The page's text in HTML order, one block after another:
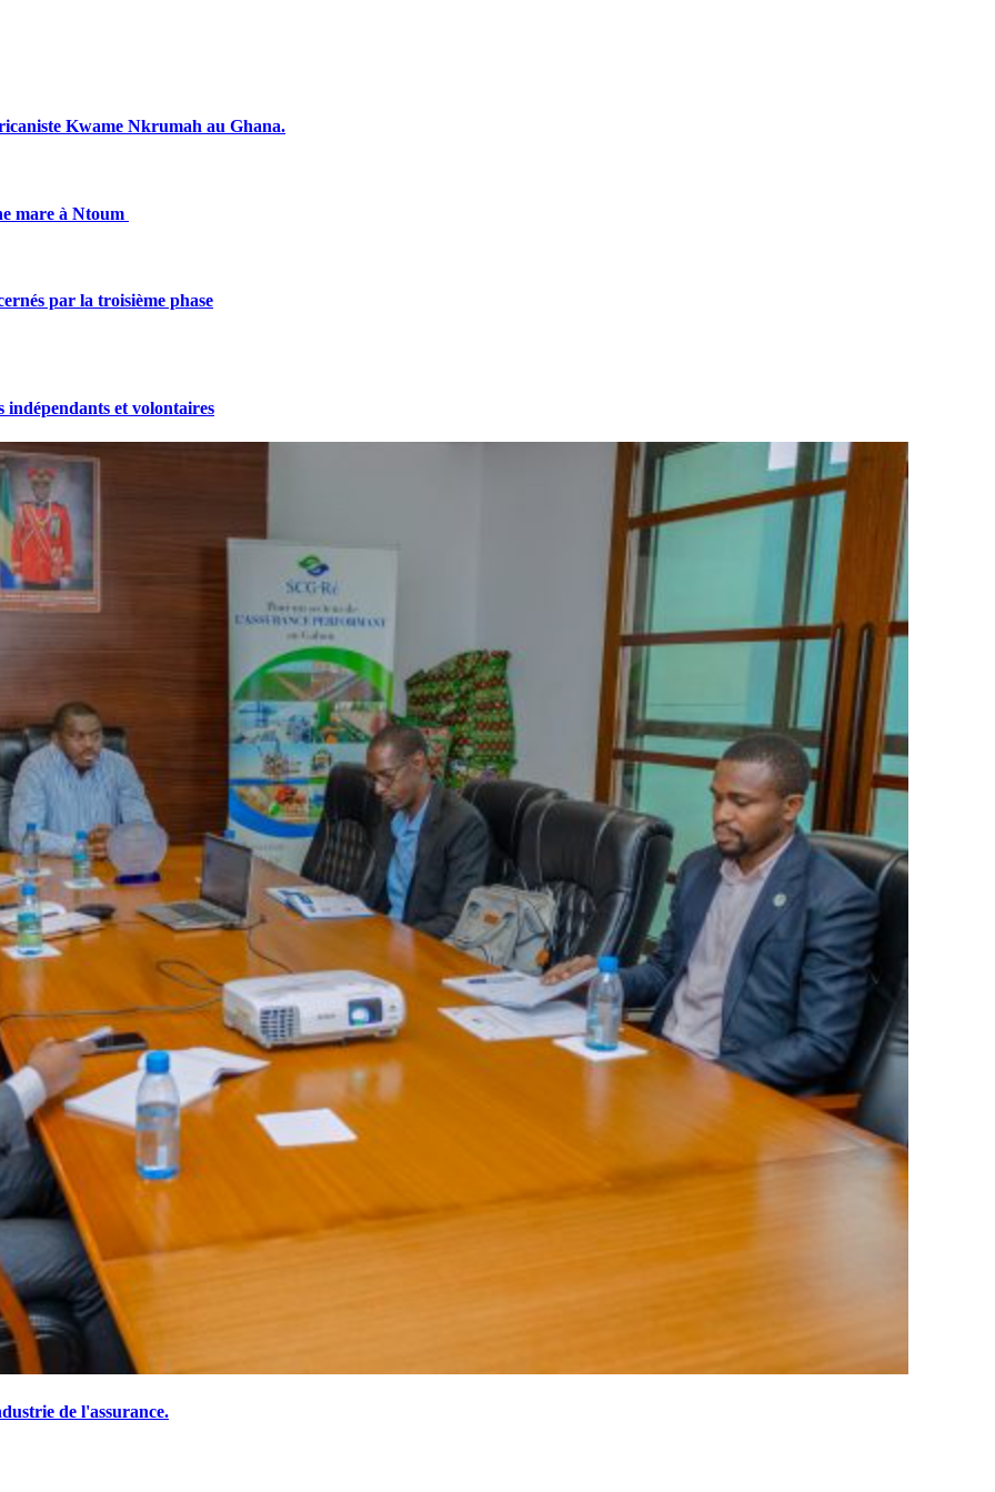
Kwame Nkrumah au Ghana.
mare à Ntoum
par la troisième phase
et volontaires
de l'assurance.